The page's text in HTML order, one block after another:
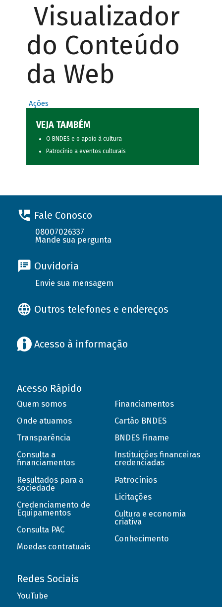
Visualizador
do Conteúdo
da Web
Ações
VEJA TAMBÉM
O BNDES e o apoio à cultura
Patrocínio a eventos culturais
Fale Conosco
08007026337
Mande sua pergunta
Ouvidoria
Envie sua mensagem
Outros telefones e endereços
Acesso à informação
Acesso Rápido
Quem somos
Onde atuamos
Transparência
Consulta a
financiamentos
Resultados para a
sociedade
Credenciamento de
Equipamentos
Consulta PAC
Moedas contratuais
Financiamentos
Cartão BNDES
BNDES Finame
Instituições financeiras
credenciadas
Patrocínios
Licitações
Cultura e economia
criativa
Conhecimento
Redes Sociais
YouTube